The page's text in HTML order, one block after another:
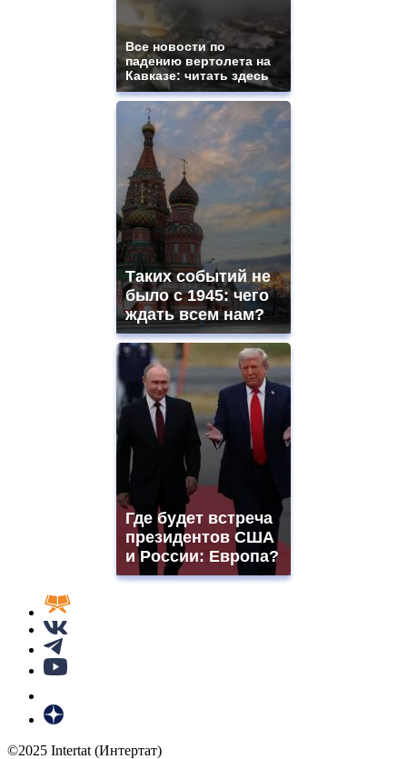
Все новости по
падению вертолета на
Кавказе: читать здесь
Таких событий не
было с 1945: чего
ждать всем нам?
Где будет встреча
президентов США
и России: Европа?
©2025 Intertat (Интертат)